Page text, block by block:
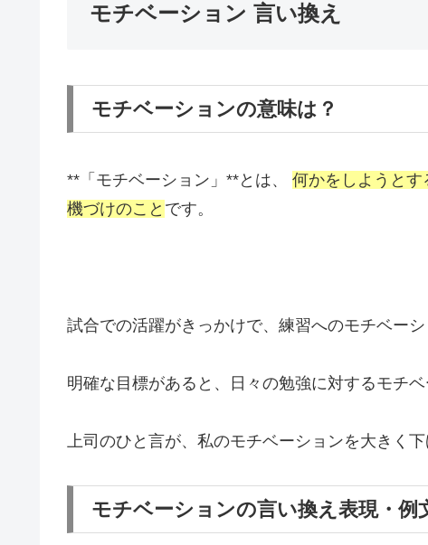
モチベーション 言い換え
モチベーションの意味は？
**「モチベーション」**とは、 何かをしようと
機づけのこと です。
試合での活躍がきっかけで、練習へのモチベーシ
明確な目標があると、日々の勉強に対するモチベ
上司のひと言が、私のモチベーションを大きく下
モチベーションの言い換え表現・例